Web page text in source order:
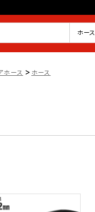
お気に入り
ホース
ホース > ホース